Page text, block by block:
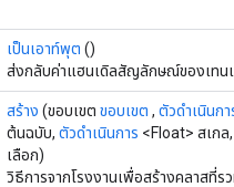
เป็นเอาท์พุต ()
ส่งกลับค่าแฮนเดิลสัญลักษณ์ของเทน
สร้าง (ขอบเขต ขอบเขต , ตัวดำเนินกา
ต้นฉบับ, ตัวดำเนินการ <Float> สเก
เลือก)
วิธีการจากโรงงานเพื่อสร้างคลาสที่